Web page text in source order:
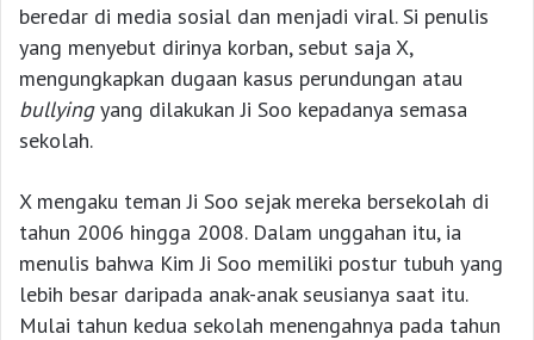
beredar di media sosial dan menjadi viral. Si penulis
yang menyebut dirinya korban, sebut saja X,
mengungkapkan dugaan kasus perundungan atau
bullyingyang dilakukan Ji Soo kepadanya semasa
sekolah.
X mengaku teman Ji Soo sejak mereka bersekolah di
tahun 2006 hingga 2008. Dalam unggahan itu, ia
menulis bahwa Kim Ji Soo memiliki postur tubuh yang
lebih besar daripada anak-anak seusianya saat itu.
Mulai tahun kedua sekolah menengahnya pada tahun